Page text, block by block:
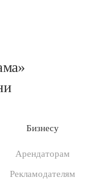
Бизнесу
Арендаторам
Рекламодателям